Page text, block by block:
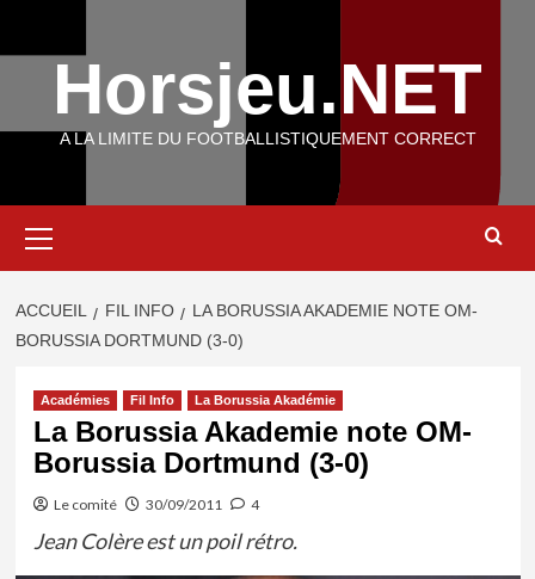
Horsjeu.NET
A LA LIMITE DU FOOTBALLISTIQUEMENT CORRECT
principal
ACCUEIL FIL INFO
LA BORUSSIA AKADEMIE NOTE OM-
BORUSSIA DORTMUND (3-0)
Académies Fil Info La Borussia Akadémie
La Borussia Akademie note OM-
Borussia Dortmund (3-0)
Le comité 30/09/2011 4
Jean Colère est un poil rétro.